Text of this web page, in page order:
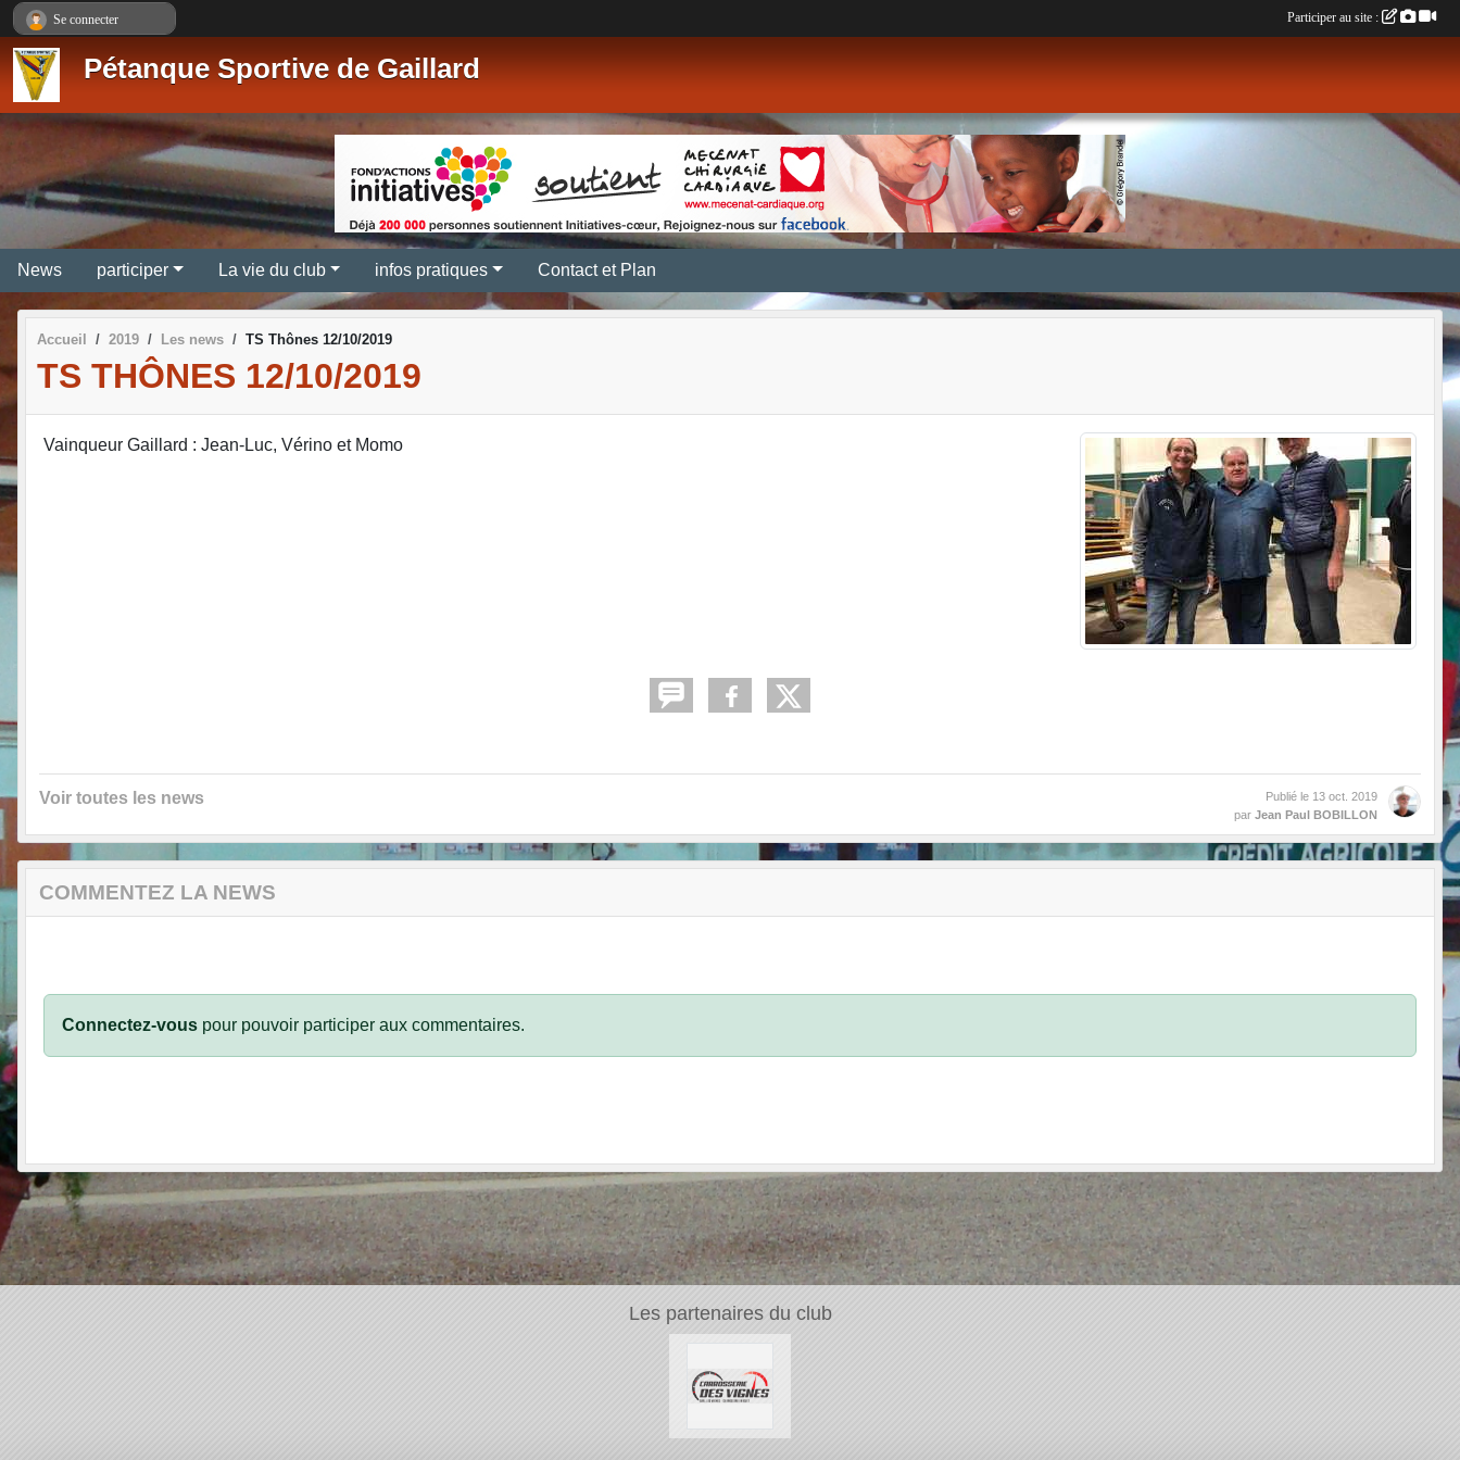
Pétanque Sportive de Gaillard
News participer La vie du club infos pratiques Contact et Plan
Accueil 2019 Les news TS Thônes 12/10/2019
TS THÔNES 12/10/2019
Vainqueur Gaillard : Jean-Luc, Vérino et Momo
Voir toutes les news Publié le 13 oct. 2019
par Jean Paul BOBILLON
COMMENTEZ LA NEWS
Connectez-vous pour pouvoir participer aux commentaires.
Les partenaires du club
Se connecter Participer au site :
Panneau de gestion des cookies